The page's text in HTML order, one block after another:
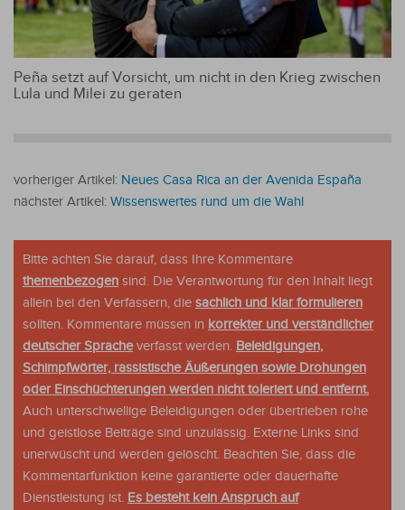
Peña setzt auf Vorsicht, um nicht in den Krieg zwischen
Lula und Milei zu geraten
vorheriger Artikel: Neues Casa Rica an der Avenida España
nächster Artikel: Wissenswertes rund um die Wahl
Bitte achten Sie darauf, dass Ihre Kommentare
themenbezogen sind. Die Verantwortung für den Inhalt liegt
allein bei den Verfassern, die sachlich und klar formulieren
sollten. Kommentare müssen in korrekter und verständlicher
deutscher Spracheverfasst werden. Beleidigungen,
Schimpfwörter, rassistische Äußerungen sowie Drohungen
oder Einschüchterungen werden nicht toleriert und entfernt.
Auch unterschwellige Beleidigungen oder übertrieben rohe
und geistlose Beiträge sind unzulässig. Externe Links sind
unerwüscht und werden gelöscht. Beachten Sie, dass die
Kommentarfunktion keine garantierte oder dauerhafte
Dienstleistung ist. Es besteht kein Anspruch auf